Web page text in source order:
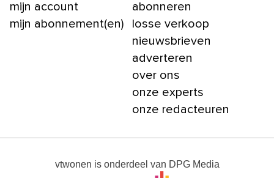
mijn account
mijn abonnement(en)
abonneren
losse verkoop
nieuwsbrieven
adverteren
over ons
onze experts
onze redacteuren
vtwonen is onderdeel van DPG Media